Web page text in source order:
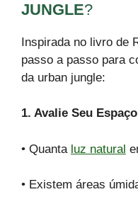
JUNGLE?
Inspirada no livro de
passo a passo para
da urban jungle:
1. Avalie Seu Espaço
• Quanta luz natural
• Existem áreas